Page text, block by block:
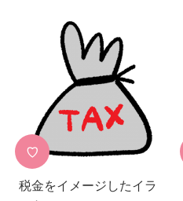
♡
税金をイメージしたイラ